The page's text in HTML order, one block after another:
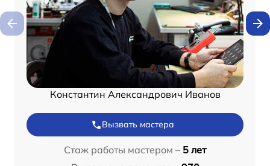
Константин Александрович Иванов
Вызвать мастера
Стаж работы мастером – 5 лет